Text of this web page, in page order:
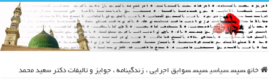
خانه سپس سیاسی سپس سوابق اجرایی ، زندگینامه ، جوایز و تالیفات دکتر سعید محمد